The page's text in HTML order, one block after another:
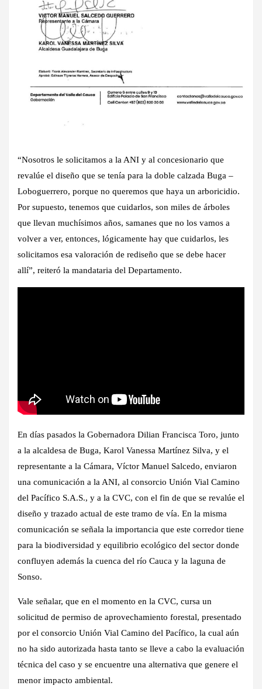
“Nosotros le solicitamos a la ANI y al concesionario que
revalúe el diseño que se tenía para la doble calzada Buga –
Loboguerrero, porque no queremos que haya un arboricidio.
Por supuesto, tenemos que cuidarlos, son miles de árboles
que llevan muchísimos años, samanes que no los vamos a
volver a ver, entonces, lógicamente hay que cuidarlos, les
solicitamos esa valoración de rediseño que se debe hacer
allí”, reiteró la mandataria del Departamento.
En días pasados la Gobernadora Dilian Francisca Toro, junto
a la alcaldesa de Buga, Karol Vanessa Martínez Silva, y el
representante a la Cámara, Víctor Manuel Salcedo, enviaron
una comunicación a la ANI, al consorcio Unión Vial Camino
del Pacífico S.A.S., y a la CVC, con el fin de que se revalúe el
diseño y trazado actual de este tramo de vía. En la misma
comunicación se señala la importancia que este corredor tiene
para la biodiversidad y equilibrio ecológico del sector donde
confluyen además la cuenca del río Cauca y la laguna de
Sonso.
Vale señalar, que en el momento en la CVC, cursa un
solicitud de permiso de aprovechamiento forestal, presentado
por el consorcio Unión Vial Camino del Pacífico, la cual aún
no ha sido autorizada hasta tanto se lleve a cabo la evaluación
técnica del caso y se encuentre una alternativa que genere el
menor impacto ambiental.